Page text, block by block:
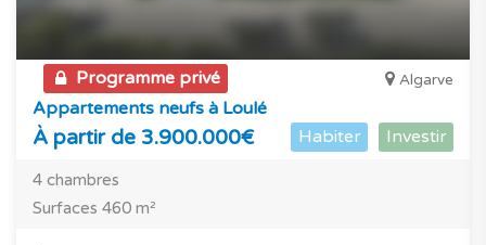
Programme privé Algarve
Appartements neufs à Loulé
À partir de 3.900.000€ Habiter Investir
4 chambres
Surfaces 460 m²